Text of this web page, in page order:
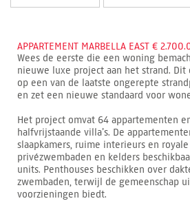
APPARTEMENT MARBELLA EAST €
Wees de eerste die een woning
nieuwe luxe project aan het strand.
op een van de laatste ongerepte
en zet een nieuwe standaard voor
Het project omvat 64 appartementen
halfvrijstaande villa’s. De
slaapkamers, ruime interieurs en
privézwembaden en kelders
units. Penthouses beschikken over
zwembaden, terwijl de gemeenschap
voorzieningen biedt.